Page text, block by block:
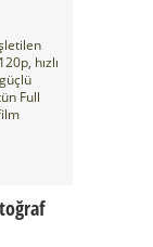
hızlı
Full